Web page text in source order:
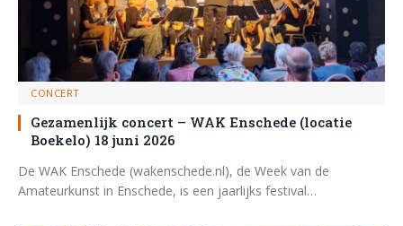
CONCERT
Gezamenlijk concert – WAK Enschede (locatie
Boekelo) 18 juni 2026
De WAK Enschede (wakenschede.nl), de Week van de
Amateurkunst in Enschede, is een jaarlijks festival…